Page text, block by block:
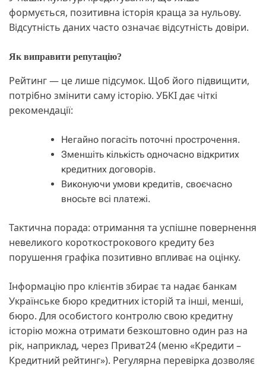
формується, позитивна історія краща за нульову.
Відсутність даних часто означає відсутність довіри.
Як виправити репутацію?
Рейтинг — це лише підсумок. Щоб його підвищити,
потрібно змінити саму історію. УБКІ дає чіткі
рекомендації:
Негайно погасіть поточні прострочення.
Зменшіть кількість одночасно відкритих
кредитних договорів.
Виконуючи умови кредитів, своєчасно
вносьте всі платежі.
Тактична порада: отримання та успішне повернення
невеликого короткострокового кредиту без
порушення графіка позитивно впливає на оцінку.
Інформацію про клієнтів збирає та надає банкам
Українське бюро кредитних історій та інші, менші,
бюро. Для особистого контролю свою кредитну
історію можна отримати безкоштовно один раз на
рік, наприклад, через Приват24 (меню «Кредити –
Кредитний рейтинг»). Регулярна перевірка дозволяє